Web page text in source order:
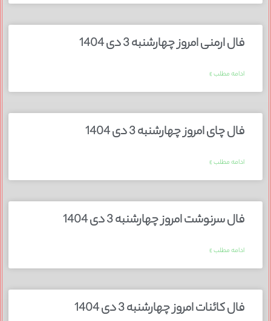
فال ارمنی امروز چهارشنبه 3 دی 1404
ادامه مطلب »
فال چای امروز چهارشنبه 3 دی 1404
ادامه مطلب »
فال سرنوشت امروز چهارشنبه 3 دی 1404
ادامه مطلب »
فال کائنات امروز چهارشنبه 3 دی 1404